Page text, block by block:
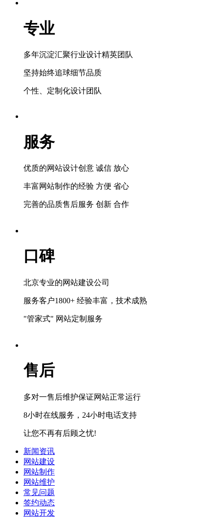
专业
多年沉淀汇聚行业设计精英团队
坚持始终追球细节品质
个性、定制化设计团队
服务
优质的网站设计创意 诚信 放心
丰富网站制作的经验 方便 省心
完善的品质售后服务 创新 合作
口碑
北京专业的网站建设公司
服务客户1800+ 经验丰富，技术成熟
"管家式" 网站定制服务
售后
多对一售后维护保证网站正常运行
8小时在线服务，24小时电话支持
让您不再有后顾之忧!
新闻资讯
网站建设
网站制作
网站维护
常见问题
签约动态
网站开发